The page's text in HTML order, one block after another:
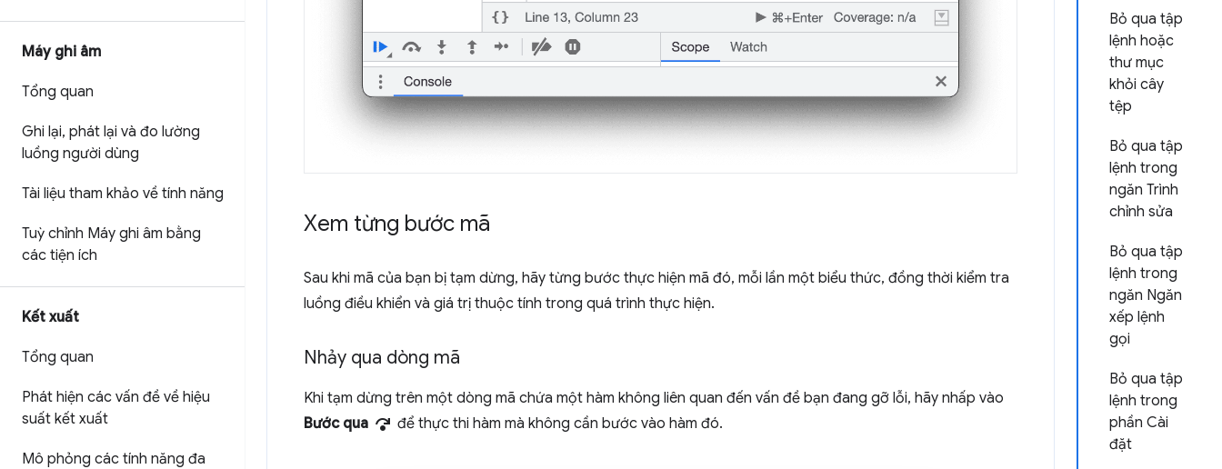
Máy ghi âm
Tổng quan
Ghi lại, phát lại và đo lường
luồng người dùng
Tài liệu tham khảo về tính năng
Tuỳ chỉnh Máy ghi âm bằng
các tiện ích
Kết xuất
Tổng quan
Phát hiện các vấn đề về hiệu
suất kết xuất
Mô phỏng các tính năng đa
Bỏ qua tập
lệnh hoặc
thư mục
khỏi cây
tệp
Bỏ qua tập
lệnh trong
ngăn Trình
chỉnh sửa
Bỏ qua tập
lệnh trong
ngăn Ngăn
xếp lệnh
gọi
Bỏ qua tập
lệnh trong
phần Cài
đặt
Xem từng bước mã
Sau khi mã của bạn bị tạm dừng, hãy từng bước thực hiện mã đó, mỗi lần một biểu thức, đồng thời kiểm tra
luồng điều khiển và giá trị thuộc tính trong quá trình thực hiện.
Nhảy qua dòng mã
Khi tạm dừng trên một dòng mã chứa một hàm không liên quan đến vấn đề bạn đang gỡ lỗi, hãy nhấp vào
Bước qua step_over để thực thi hàm mà không cần bước vào hàm đó.